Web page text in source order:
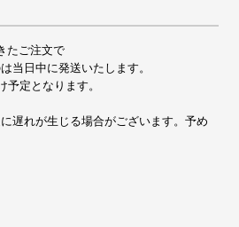
たご注文で
当日中に発送いたします。
定となります。
遅れが生じる場合がございます。予め